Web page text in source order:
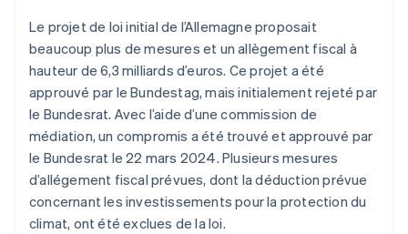
Le projet de loi initial de l’Allemagne proposait
beaucoup plus de mesures et un allègement fiscal à
hauteur de 6,3 milliards d’euros. Ce projet a été
approuvé par le Bundestag, mais initialement rejeté par
le Bundesrat. Avec l’aide d’une commission de
médiation, un compromis a été trouvé et approuvé par
le Bundesrat le 22 mars 2024. Plusieurs mesures
d’allégement fiscal prévues, dont la déduction prévue
concernant les investissements pour la protection du
climat, ont été exclues de la loi.